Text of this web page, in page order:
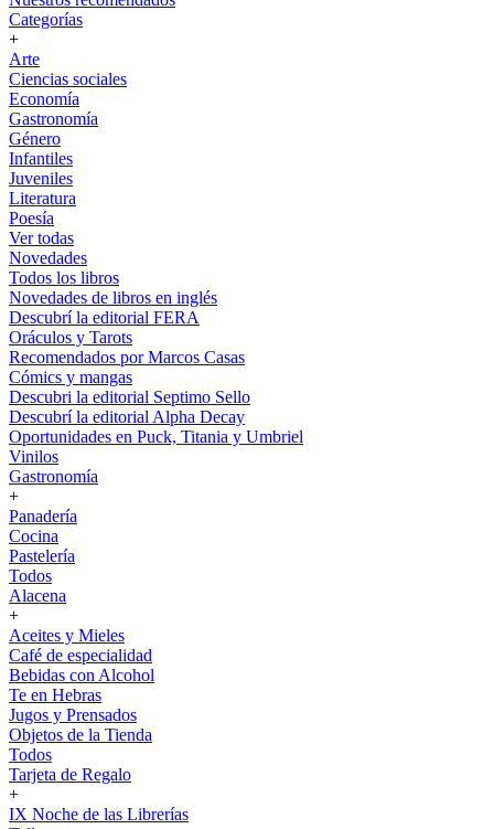
Categorías
+
Arte
Ciencias sociales
Economía
Gastronomía
Género
Infantiles
Juveniles
Literatura
Poesía
Ver todas
Novedades
Todos los libros
Novedades de libros en inglés
Descubrí la editorial FERA
Oráculos y Tarots
Recomendados por Marcos Casas
Cómics y mangas
Descubri la editorial Septimo Sello
Descubrí la editorial Alpha Decay
Oportunidades en Puck, Titania y Umbriel
Vinilos
Gastronomía
+
Panadería
Cocina
Pastelería
Todos
Alacena
+
Aceites y Mieles
Café de especialidad
Bebidas con Alcohol
Te en Hebras
Jugos y Prensados
Objetos de la Tienda
Todos
Tarjeta de Regalo
+
IX Noche de las Librerías